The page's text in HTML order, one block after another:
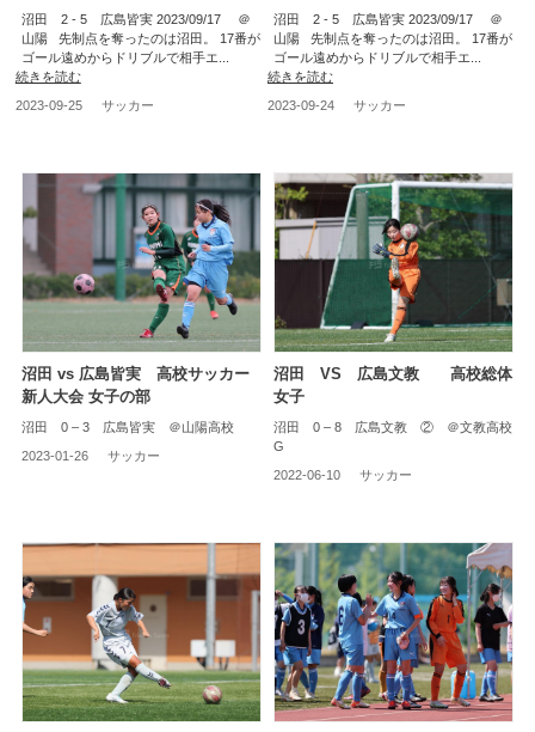
沼田 2 - 5 広島皆実 2023/09/17 ＠
山陽 先制点を奪ったのは沼田。 17番が
ゴール遠めからドリブルで相手エ...
続きを読む
2023-09-25
サッカー
沼田 2 - 5 広島皆実 2023/09/17 ＠
山陽 先制点を奪ったのは沼田。 17番が
ゴール遠めからドリブルで相手エ...
続きを読む
2023-09-24
サッカー
沼田 vs 広島皆実 高校サッカー
新人大会 女子の部
沼田 0 – 3 広島皆実 ＠山陽高校
2023-01-26
サッカー
沼田 VS 広島文教 高校総体
女子
沼田 0 – 8 広島文教 ② ＠文教高校
G
2022-06-10
サッカー